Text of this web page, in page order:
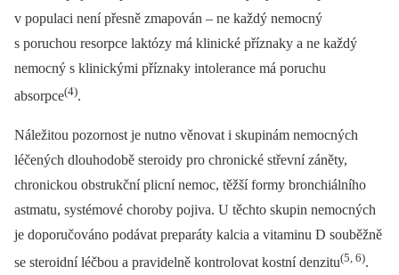
v populaci není přesně zmapován –⁠ ne každý nemocný
s poruchou resorpce laktózy má klinické příznaky a ne každý
nemocný s klinickými příznaky intolerance má poruchu
absorpce(4).
Náležitou pozornost je nutno věnovat i skupinám nemocných
léčených dlouhodobě steroidy pro chronické střevní záněty,
chronickou obstrukční plicní nemoc, těžší formy bronchiálního
astmatu, systémové choroby pojiva. U těchto skupin nemocných
je doporučováno podávat preparáty kalcia a vitaminu D souběžně
se steroidní léčbou a pravidelně kontrolovat kostní denzitu(5, 6).